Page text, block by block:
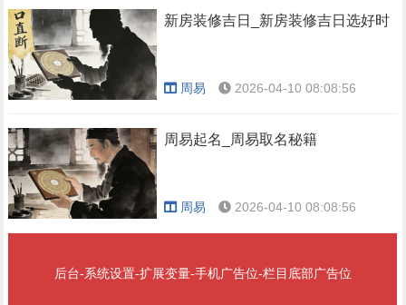
新房装修吉日_新房装修吉日选好时
周易 2026-04-10 08:08:56
周易起名_周易取名秘籍
周易 2026-04-10 08:08:56
后台-系统设置-扩展变量-手机广告位-栏目底部广告位